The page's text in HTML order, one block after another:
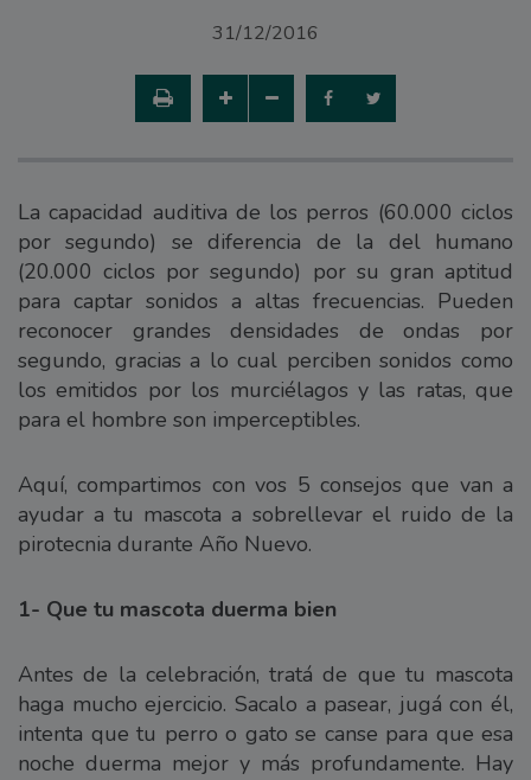
31/12/2016
La capacidad auditiva de los perros (60.000 ciclos
por segundo) se diferencia de la del humano
(20.000 ciclos por segundo) por su gran aptitud
para captar sonidos a altas frecuencias. Pueden
reconocer grandes densidades de ondas por
segundo, gracias a lo cual perciben sonidos como
los emitidos por los murciélagos y las ratas, que
para el hombre son imperceptibles.
Aquí, compartimos con vos 5 consejos que van a
ayudar a tu mascota a sobrellevar el ruido de la
pirotecnia durante Año Nuevo.
1- Que tu mascota duerma bien
Antes de la celebración, tratá de que tu mascota
haga mucho ejercicio. Sacalo a pasear, jugá con él,
intenta que tu perro o gato se canse para que esa
noche duerma mejor y más profundamente. Hay